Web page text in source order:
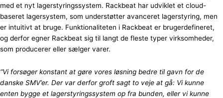
med et nyt lagerstyringssystem. Rackbeat har udviklet et cloud-
baseret lagersystem, som understøtter avanceret lagerstyring, men
er intuitivt at bruge. Funktionaliteten i Rackbeat er brugerdefineret,
og derfor egner Rackbeat sig til langt de fleste typer virksomheder,
som producerer eller sælger varer.
“Vi forsøger konstant at gøre vores løsning bedre til gavn for de
danske SMV’er. Der var derfor groft sagt to veje at gå: Vi kunne
enten bygge et lagerstyringssystem op fra bunden, eller vi kunne